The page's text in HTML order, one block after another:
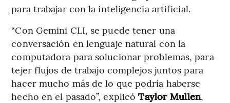
para trabajar con la inteligencia artificial.
“Con Gemini CLI, se puede tener una
conversación en lenguaje natural con la
computadora para solucionar problemas, para
tejer flujos de trabajo complejos juntos para
hacer mucho más de lo que podría haberse
hecho en el pasado”, explicóTaylor Mullen,